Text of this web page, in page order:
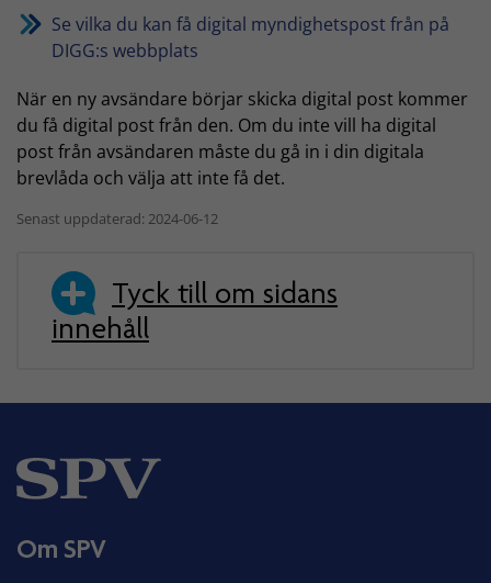
Se vilka du kan få digital myndighetspost från på
DIGG:s webbplats
När en ny avsändare börjar skicka digital post kommer
du få digital post från den. Om du inte vill ha digital
post från avsändaren måste du gå in i din digitala
brevlåda och välja att inte få det.
Senast uppdaterad: 2024-06-12
Tyck till om sidans
innehåll
Om SPV